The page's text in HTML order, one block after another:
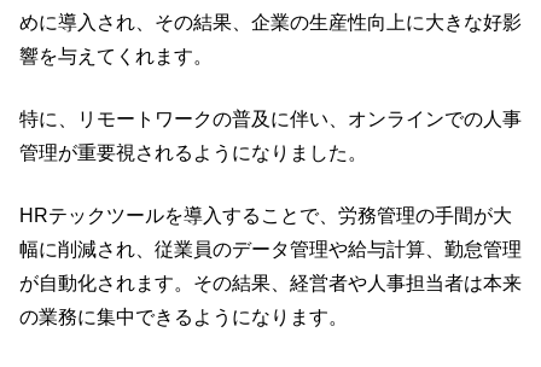
めに導入され、その結果、企業の生産性向上に大きな好影
響を与えてくれます。
特に、リモートワークの普及に伴い、オンラインでの人事
管理が重要視されるようになりました。
HRテックツールを導入することで、労務管理の手間が大
幅に削減され、従業員のデータ管理や給与計算、勤怠管理
が自動化されます。その結果、経営者や人事担当者は本来
の業務に集中できるようになります。